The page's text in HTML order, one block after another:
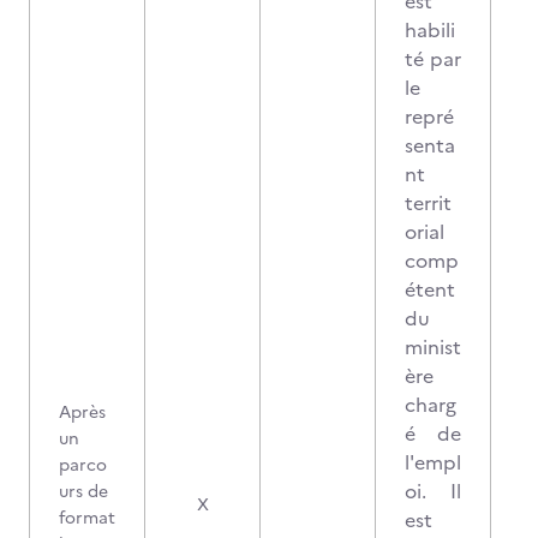
Après
un
parco
urs de
format
X
habili
té par
le
repré
senta
nt
territ
orial
comp
étent
du
minist
ère
charg
é de
l'empl
oi. Il
est